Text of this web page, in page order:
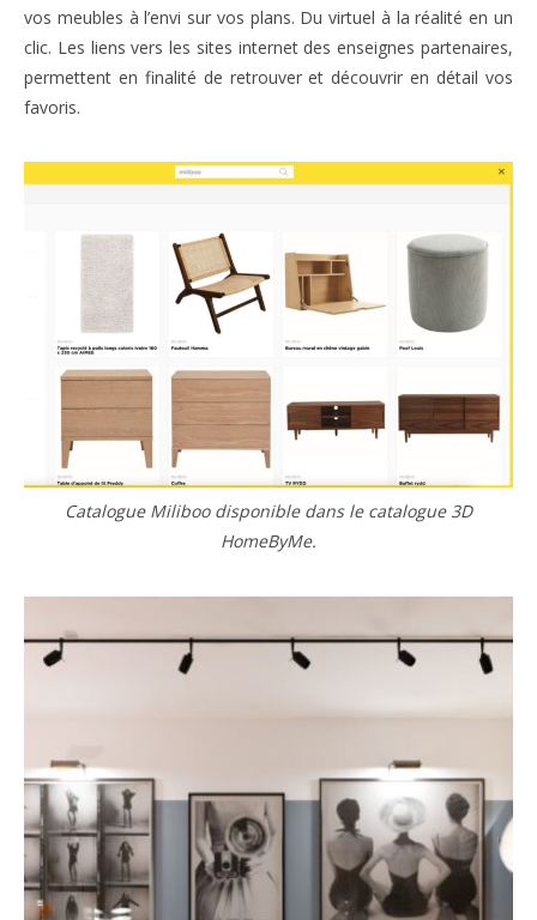
vos meubles à l’envi sur vos plans. Du virtuel à la réalité en un
clic. Les liens vers les sites internet des enseignes partenaires,
permettent en finalité de retrouver et découvrir en détail vos
favoris.
Catalogue Miliboo disponible dans le catalogue 3D
HomeByMe.